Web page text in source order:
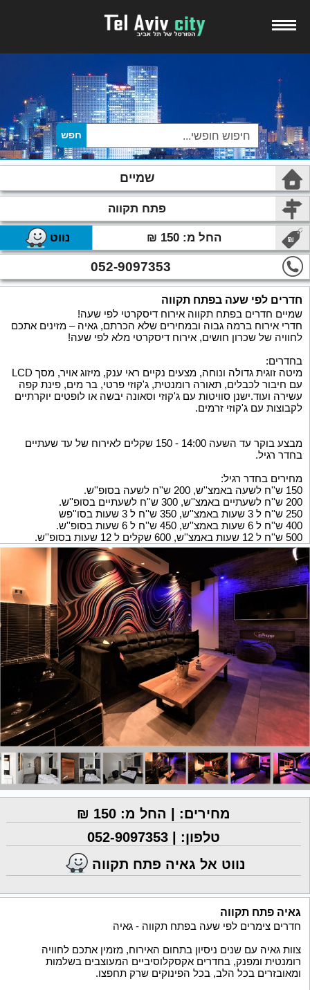
שמיים
פתח תקווה
החל מ: 150 ₪ נווט
052-9097353
חדרים לפי שעה בפתח תקווה
שמיים חדרים בפתח תקווה אירוח דיסקרטי לפי שעה!
חדרי אירוח ברמה גבוה ובמחירים שלא הכרתם, גאיה – מזינים אתכם
לחוויה של שכרון חושים, אירוח דיסקרטי מלא לפי שעה!
בחדרים:
מיטה זוגית גדולה ונוחה, מצעים נקיים ראי ענק, מיזוג אויר, מסך LCD
עם חיבור לכבלים, תאורה רומנטית, ג'קוזי פרטי, בר מים, פינת קפה
עשירה ועוד.ישנן סוויטות עם ג'קוזי וסאונה יבשה או לופטים יוקרתיים
לקבוצות עם ג'קוזי זרמים.
מבצע בוקר עד השעה 14:00 - 150 שקלים לאירוח של עד שעתיים
בחדר רגיל.
מחירים בחדר רגיל:
150 ש''ח לשעה באמצ''ש, 200 ש''ח לשעה בסופ''ש.
200 ש''ח לשעתיים באמצ''ש, 300 ש''ח לשעתיים בסופ''ש.
250 ש''ח ל 3 שעות באמצ''ש, 350 ש''ח ל 3 שעות בסו''פש
400 ש''ח ל 6 שעות באמצ''ש, 450 ש''ח ל 6 שעות בסופ''ש.
500 ש''ח ל 12 שעות באמצ''ש, 600 שקלים ל 12 שעות בסופ''ש.
מחירים בסוויטה:
450 ש''ח ל 3 שעות באמצ''ש, 500 ש''ח ל 3 שעות בסופ''ש.
550 ש''ח ל 6 שעות באמצ''ש, 650 ש''ח ל 6 שעות בסופ''ש.
מחירים: | החל מ: 150 ₪
טלפון: | 052-9097353
נווט אל גאיה פתח תקווה
גאיה פתח תקווה
חדרים צימרים לפי שעה בפתח תקווה - גאיה
צוות גאיה עם שנים ניסיון בתחום האירוח, מזמין אתכם לחוויה
רומנטית ומפנק, בחדרים אקסקלוסיביים המעוצבים בשלמות
ומאובזרים בכל הלב, בכל הפינוקים שרק תחפצו.